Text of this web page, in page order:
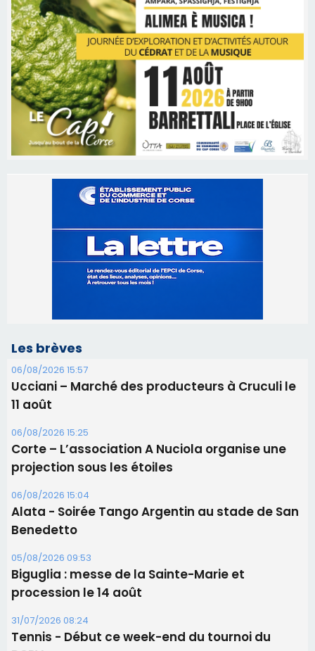
06/08/2026 15:57
Ucciani – Marché des producteurs à Cruculi le
Corte – L’association A Nuciola organise une
projection sous les étoiles
06/08/2026 15:04
Alata - Soirée Tango Argentin au stade de San
Benedetto
05/08/2026 09:53
Biguglia : messe de la Sainte-Marie et
procession le 14 août
31/07/2026 08:24
Tennis - Début ce week-end du tournoi du
RCPV
31/07/2026 08:22
82ème anniversaire de la disparition du
Commandant Antoine de Saint Exupery